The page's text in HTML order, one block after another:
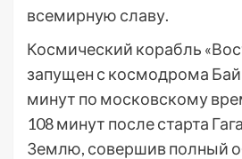
всемирную славу.
Космический корабль
запущен с космодрома
минут по московскому
108 минут после старта
Землю, совершив полный